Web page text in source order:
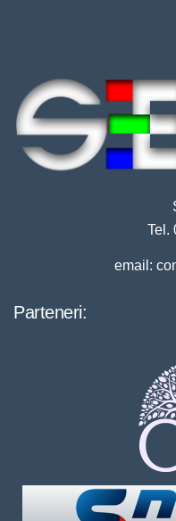
Tel.
email:
Parteneri: